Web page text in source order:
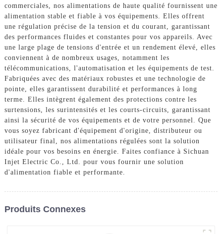
commerciales, nos alimentations de haute qualité fournissent une
alimentation stable et fiable à vos équipements. Elles offrent
une régulation précise de la tension et du courant, garantissant
des performances fluides et constantes pour vos appareils. Avec
une large plage de tensions d'entrée et un rendement élevé, elles
conviennent à de nombreux usages, notamment les
télécommunications, l'automatisation et les équipements de test.
Fabriquées avec des matériaux robustes et une technologie de
pointe, elles garantissent durabilité et performances à long
terme. Elles intègrent également des protections contre les
surtensions, les surintensités et les courts-circuits, garantissant
ainsi la sécurité de vos équipements et de votre personnel. Que
vous soyez fabricant d'équipement d'origine, distributeur ou
utilisateur final, nos alimentations régulées sont la solution
idéale pour vos besoins en énergie. Faites confiance à Sichuan
Injet Electric Co., Ltd. pour vous fournir une solution
d'alimentation fiable et performante.
Produits Connexes